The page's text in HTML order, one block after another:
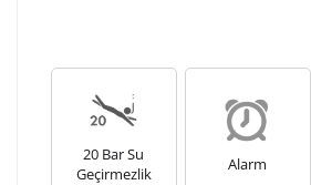
Lütfen font seçiniz
20 Bar Su
Geçirmezlik
Alarm